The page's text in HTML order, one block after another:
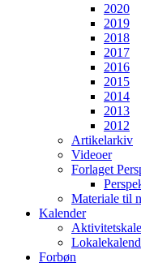
2020
2019
2018
2017
2016
2015
2014
2013
2012
Artikelarkiv
Videoer
Forlaget
Materiale til
Kalender
Forbøn